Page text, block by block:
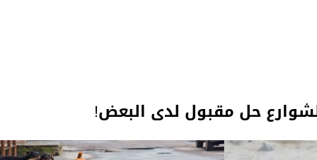
حل مقبول لدى البعض!